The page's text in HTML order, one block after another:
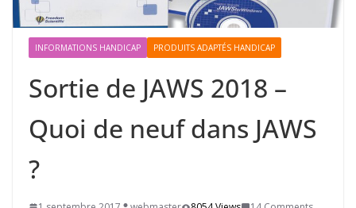
INFORMATIONS HANDICAP PRODUITS ADAPTÉS HANDICAP
Sortie de JAWS 2018 –
Quoi de neuf dans JAWS
?